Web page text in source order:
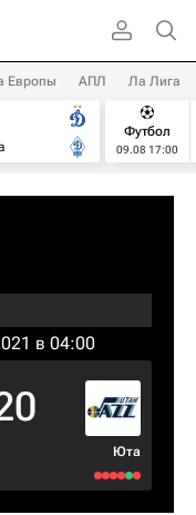
Европы АПЛ Ла Лига
Футбол
09.08 17:00
в 04:00
Юта